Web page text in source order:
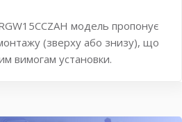
модель пропонує
монтажу (зверху або знизу), що
вимогам установки.